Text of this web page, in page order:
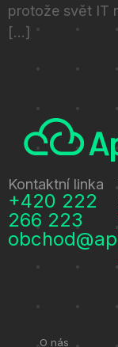
protože svět IT
[…]
Kontaktní linka
+420 222
266 223
O nás